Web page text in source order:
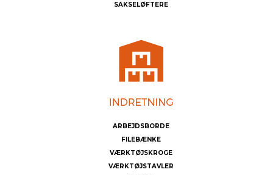
SAKSELØFTERE
ARBEJDSBORDE
FILEBÆNKE
VÆRKTØJSKROGE
VÆRKTØJSTAVLER